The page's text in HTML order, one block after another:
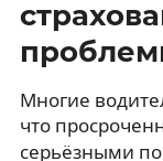
Многие
что
серьёзными